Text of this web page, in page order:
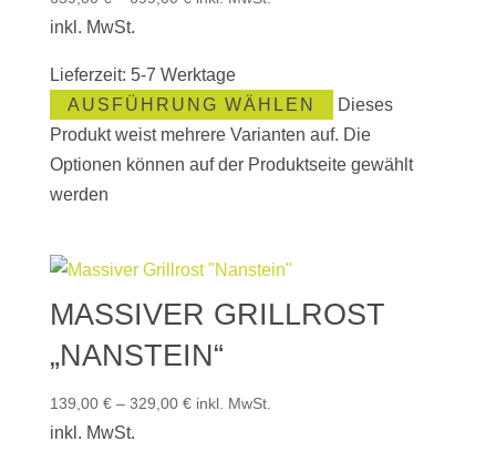
inkl. MwSt.
Lieferzeit: 5-7 Werktage
AUSFÜHRUNG WÄHLEN
Dieses
Produkt weist mehrere Varianten auf. Die
Optionen können auf der Produktseite gewählt
werden
MASSIVER GRILLROST
„NANSTEIN“
139,00 €– 329,00 € inkl. MwSt.
inkl. MwSt.